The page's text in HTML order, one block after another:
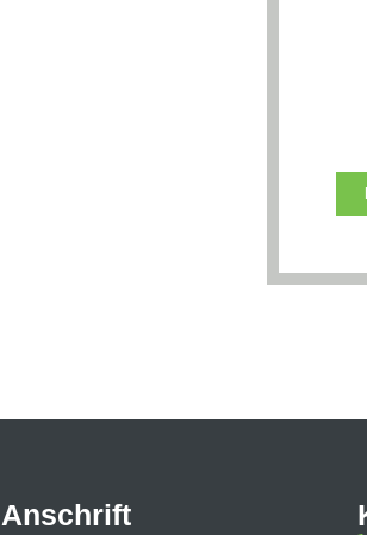
Anschrift